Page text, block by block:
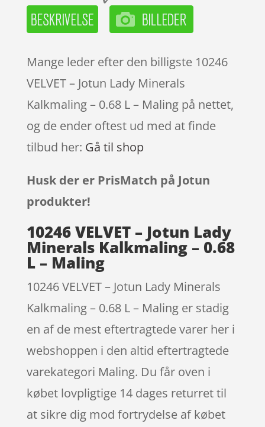
Mange leder efter den billigste 10246
VELVET – Jotun Lady Minerals
Kalkmaling – 0.68 L – Maling på nettet,
og de ender oftest ud med at finde
tilbud her: Gå til shop
Husk der er PrisMatch på Jotun
produkter!
10246 VELVET – Jotun Lady
Minerals Kalkmaling – 0.68
L – Maling
10246 VELVET – Jotun Lady Minerals
Kalkmaling – 0.68 L – Maling er stadig
en af de mest eftertragtede varer her i
webshoppen i den altid eftertragtede
varekategori Maling. Du får oven i
købet lovpligtige 14 dages returret til
at sikre dig mod fortrydelse af købet